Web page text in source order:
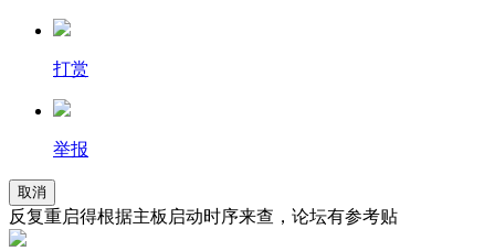
打赏
举报
取消
反复重启得根据主板启动时序来查，论坛有参考贴